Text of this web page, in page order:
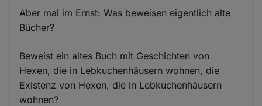
Aber mal im Ernst: Was beweisen eigentlich alte
Bücher?
Beweist ein altes Buch mit Geschichten von
Hexen, die in Lebkuchenhäusern wohnen, die
Existenz von Hexen, die in Lebkuchenhäusern
wohnen?